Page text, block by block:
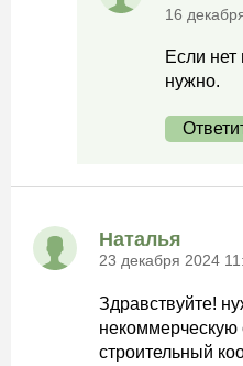
16
Если
нужно.
Наталья
23 декабря 2024
Здравствуйте!
некоммерческую
строительный